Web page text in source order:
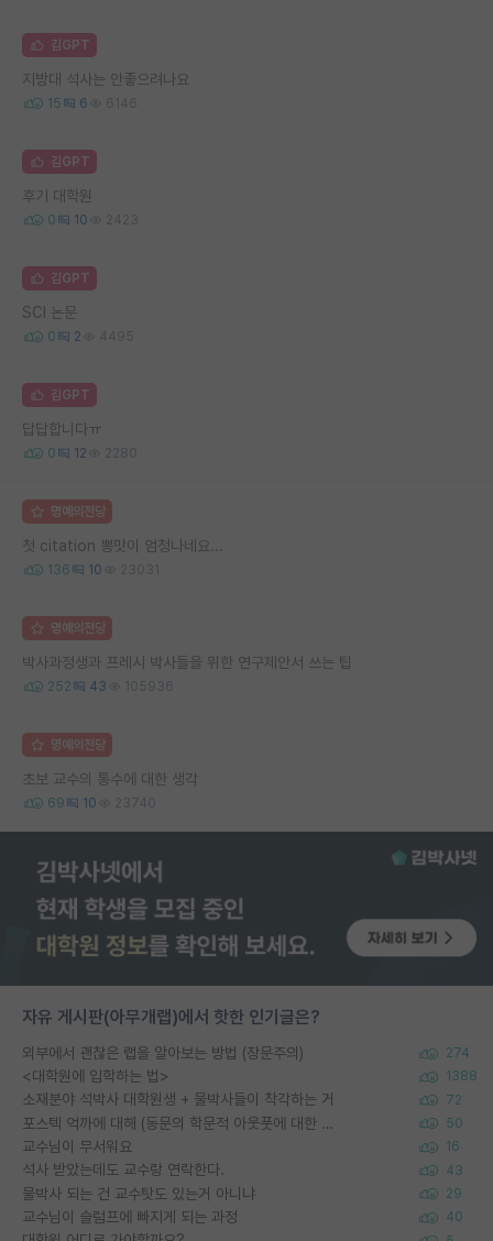
김GPT
지방대 석사는 안좋으려나요
15 6 6146
김GPT
후기 대학원
0 10 2423
김GPT
SCI 논문
0 2 4495
김GPT
답답합니다ㅠ
0 12 2280
명예의전당
첫 citation 뽕맛이 엄청나네요...
136 10 23031
명예의전당
박사과정생과 프레시 박사들을 위한 연구제안서 쓰는 팁
252 43 105936
명예의전당
초보 교수의 통수에 대한 생각
69 10 23740
자유 게시판(아무개랩)에서 핫한 인기글은?
외부에서 괜찮은 랩을 알아보는 방법 (장문주의) 274
<대학원에 입학하는 법> 1388
소재분야 석박사 대학원생 + 물박사들이 착각하는 거 72
포스텍 억까에 대해 (동문의 학문적 아웃풋에 대한 반박) 50
교수님이 무서워요 16
석사 받았는데도 교수랑 연락한다. 43
물박사 되는 건 교수탓도 있는거 아니냐 29
교수님이 슬럼프에 빠지게 되는 과정 40